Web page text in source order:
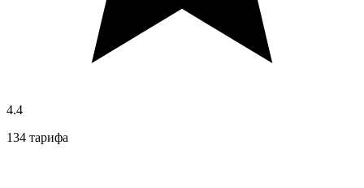
4.4
134 тарифа